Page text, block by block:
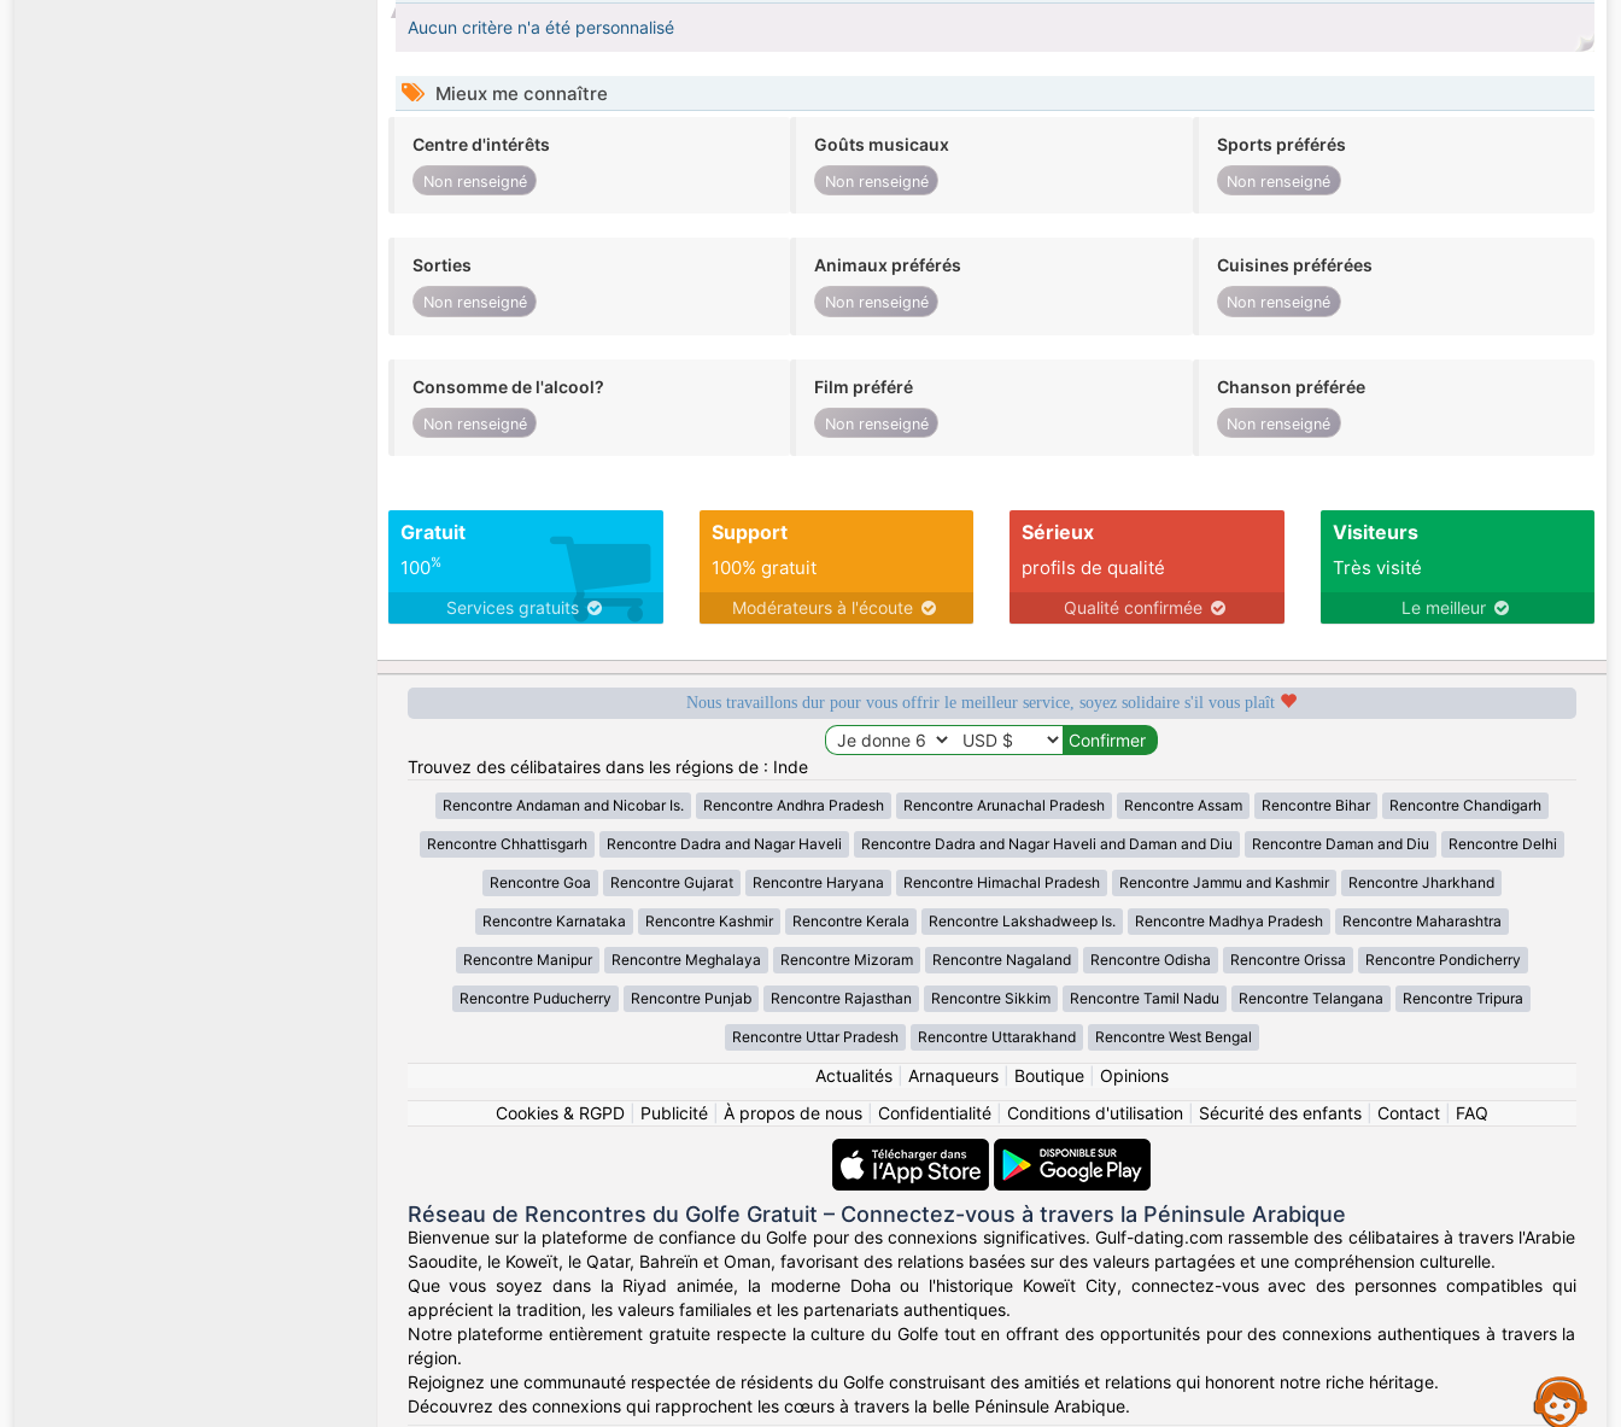
Aucun critère n'a été personnalisé
Mieux me connaître
Centre d'intérêts
Non renseigné
Goûts musicaux
Non renseigné
Sports préférés
Non renseigné
Sorties
Non renseigné
Animaux préférés
Non renseigné
Cuisines préférées
Non renseigné
Consomme de l'alcool?
Non renseigné
Film préféré
Non renseigné
Chanson préférée
Non renseigné
Gratuit
100%
Services gratuits
Support
100% gratuit
Modérateurs à l'écoute
Sérieux
profils de qualité
Qualité confirmée
Visiteurs
Très visité
Le meilleur
Nous travaillons dur pour vous offrir le meilleur service, soyez solidaire s'il vous plaît
Trouvez des célibataires dans les régions de : Inde
Rencontre Andaman and Nicobar Is. Rencontre Andhra Pradesh Rencontre Arunachal Pradesh Rencontre Assam Rencontre Bihar Rencontre Chandigarh
Rencontre Chhattisgarh Rencontre Dadra and Nagar Haveli Rencontre Dadra and Nagar Haveli and Daman and Diu Rencontre Daman and Diu Rencontre Delhi
Rencontre Goa Rencontre Gujarat Rencontre Haryana Rencontre Himachal Pradesh Rencontre Jammu and Kashmir Rencontre Jharkhand
Rencontre Karnataka Rencontre Kashmir Rencontre Kerala Rencontre Lakshadweep Is. Rencontre Madhya Pradesh Rencontre Maharashtra
Rencontre Manipur Rencontre Meghalaya Rencontre Mizoram Rencontre Nagaland Rencontre Odisha Rencontre Orissa Rencontre Pondicherry
Rencontre Puducherry Rencontre Punjab Rencontre Rajasthan Rencontre Sikkim Rencontre Tamil Nadu Rencontre Telangana Rencontre Tripura
Rencontre Uttar Pradesh Rencontre Uttarakhand Rencontre West Bengal
Actualités| Arnaqueurs| Boutique| Opinions
Cookies & RGPD| Publicité| À propos de nous| Confidentialité| Conditions d'utilisation| Sécurité des enfants| Contact| FAQ
Réseau de Rencontres du Golfe Gratuit – Connectez-vous à travers la Péninsule Arabique
Bienvenue sur la plateforme de confiance du Golfe pour des connexions significatives. Gulf-dating.com rassemble des célibataires à travers l'Arabie
Saoudite, le Koweït, le Qatar, Bahreïn et Oman, favorisant des relations basées sur des valeurs partagées et une compréhension culturelle.
Que vous soyez dans la Riyad animée, la moderne Doha ou l'historique Koweït City, connectez-vous avec des personnes compatibles qui
apprécient la tradition, les valeurs familiales et les partenariats authentiques.
Notre plateforme entièrement gratuite respecte la culture du Golfe tout en offrant des opportunités pour des connexions authentiques à travers la
région.
Rejoignez une communauté respectée de résidents du Golfe construisant des amitiés et relations qui honorent notre riche héritage.
Découvrez des connexions qui rapprochent les cœurs à travers la belle Péninsule Arabique.
Assistance